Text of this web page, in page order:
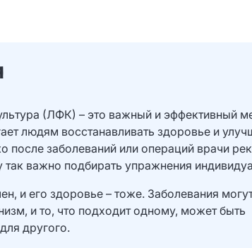
(ЛФК) – это важный и эффективный
людям восстанавливать здоровье и
после заболеваний или операций врачи
важно подбирать упражнения
и его здоровье – тоже. Заболевания
и то, что подходит одному, может быть
другого.